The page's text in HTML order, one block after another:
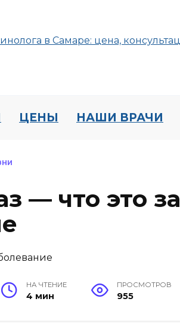
ЦЕНЫ НАШИ ВРАЧИ
— что это за
НА ЧТЕНИЕ
4 мин
ПРОСМОТРОВ
955